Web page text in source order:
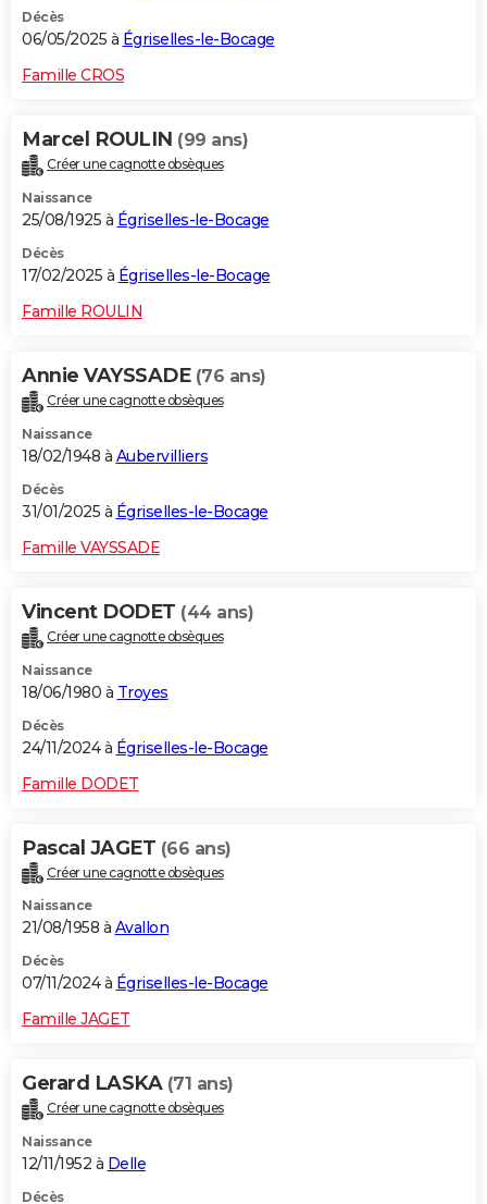
Décès
06/05/2025 à Égriselles-le-Bocage
Famille CROS
Marcel ROULIN (99 ans)
Créer une cagnotte obsèques
Naissance
25/08/1925 à Égriselles-le-Bocage
Décès
17/02/2025 à Égriselles-le-Bocage
Famille ROULIN
Annie VAYSSADE (76 ans)
Créer une cagnotte obsèques
Naissance
18/02/1948 à Aubervilliers
Décès
31/01/2025 à Égriselles-le-Bocage
Famille VAYSSADE
Vincent DODET (44 ans)
Créer une cagnotte obsèques
Naissance
18/06/1980 à Troyes
Décès
24/11/2024 à Égriselles-le-Bocage
Famille DODET
Pascal JAGET (66 ans)
Créer une cagnotte obsèques
Naissance
21/08/1958 à Avallon
Décès
07/11/2024 à Égriselles-le-Bocage
Famille JAGET
Gerard LASKA (71 ans)
Créer une cagnotte obsèques
Naissance
12/11/1952 à Delle
Décès